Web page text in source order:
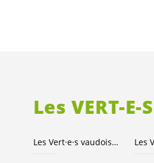
Les VERT-E-S
Les Vert·e·s vaudois·es Les